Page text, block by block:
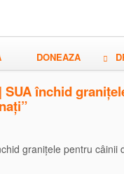
DONEAZA
SUA închid
granițele pentru